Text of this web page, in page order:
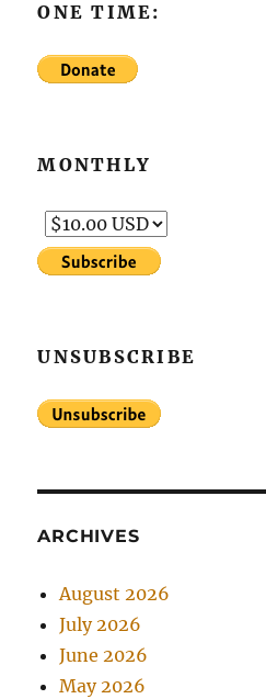
ONE TIME:
MONTHLY
UNSUBSCRIBE
ARCHIVES
August 2026
July 2026
June 2026
May 2026